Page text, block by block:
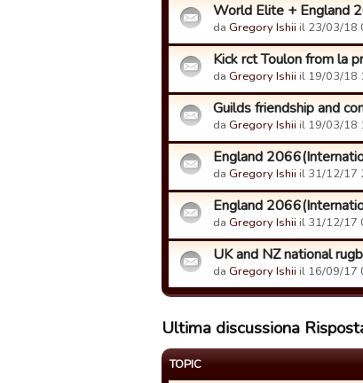
World Elite + England
da Gregory Ishii il 23/03/18
Kick rct Toulon from la
da Gregory Ishii il 19/03/18
Guilds friendship and
da Gregory Ishii il 19/03/18
England
da Gregory Ishii il 31/12/17
England
da Gregory Ishii il 31/12/17
UK and NZ national
da Gregory Ishii il 16/09/17
Ultima discussiona
TOPIC